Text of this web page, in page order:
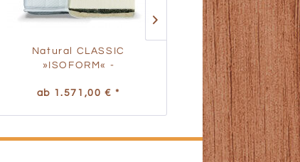
Natural CLASSIC
»ISOFORM« -
ab 1.571,00 € *
Natural CLASSIC
»BIOFORM« -
Wechselbezug
ab 1.571,00 € *